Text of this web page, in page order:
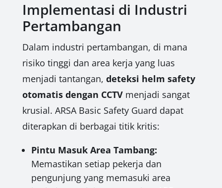
Implementasi di Industri
Pertambangan
Dalam industri pertambangan, di mana
risiko tinggi dan area kerja yang luas
menjadi tantangan, deteksi helm safety
otomatis dengan CCTVmenjadi sangat
krusial. ARSA Basic Safety Guard dapat
diterapkan di berbagai titik kritis:
Pintu Masuk Area Tambang:
Memastikan setiap pekerja dan
pengunjung yang memasuki area